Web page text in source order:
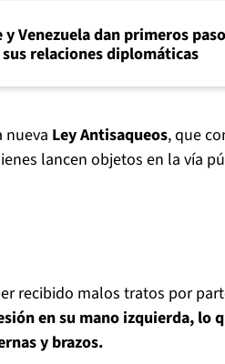
y Venezuela dan primeros
relaciones diplomáticas
nueva Ley Antisaqueos, que
lancen objetos en la vía
recibido malos tratos por
en su mano izquierda, lo
y brazos.